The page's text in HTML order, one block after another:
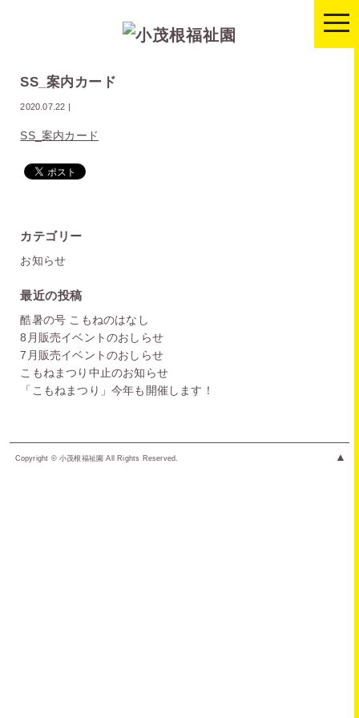
SS_案内カード
2020.07.22 |
SS_案内カード
カテゴリー
お知らせ
最近の投稿
酷暑の号 こもねのはなし
8月販売イベントのおしらせ
7月販売イベントのおしらせ
こもねまつり中止のお知らせ
「こもねまつり」今年も開催します！
Copyright © 小茂根福祉園 All Rights Reserved. ▲